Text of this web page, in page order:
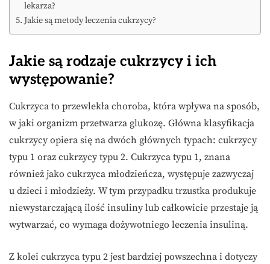
lekarza?
Jakie są metody leczenia cukrzycy?
Jakie są rodzaje cukrzycy i ich
występowanie?
Cukrzyca to przewlekła choroba, która wpływa na sposób,
w jaki organizm przetwarza glukozę. Główna klasyfikacja
cukrzycy opiera się na dwóch głównych typach: cukrzycy
typu 1 oraz cukrzycy typu 2. Cukrzyca typu 1, znana
również jako cukrzyca młodzieńcza, występuje zazwyczaj
u dzieci i młodzieży. W tym przypadku trzustka produkuje
niewystarczającą ilość insuliny lub całkowicie przestaje ją
wytwarzać, co wymaga dożywotniego leczenia insuliną.
Z kolei cukrzyca typu 2 jest bardziej powszechna i dotyczy